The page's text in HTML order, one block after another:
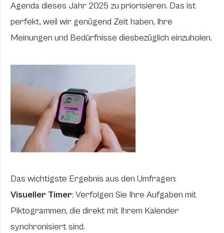
Agenda dieses Jahr 2025 zu priorisieren. Das ist
perfekt, weil wir genügend Zeit haben, Ihre
Meinungen und Bedürfnisse diesbezüglich einzuholen.
Das wichtigste Ergebnis aus den Umfragen:
Visueller Timer: Verfolgen Sie Ihre Aufgaben mit
Piktogrammen, die direkt mit Ihrem Kalender
synchronisiert sind.